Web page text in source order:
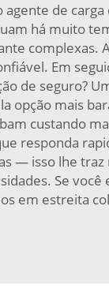
agente de
há muito
complexas.
Em
de seguro?
opção mais
custando
responda
— isso lhe traz
Se
em estreita